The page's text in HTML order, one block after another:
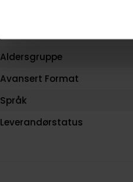
Aldersgruppe
Avansert Format
Språk
Leverandørstatus